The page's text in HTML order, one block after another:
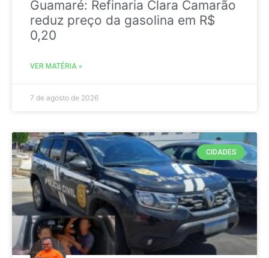
Guamaré: Refinaria Clara Camarão
reduz preço da gasolina em R$
0,20
VER MATÉRIA »
7 de agosto de 2026
CIDADES